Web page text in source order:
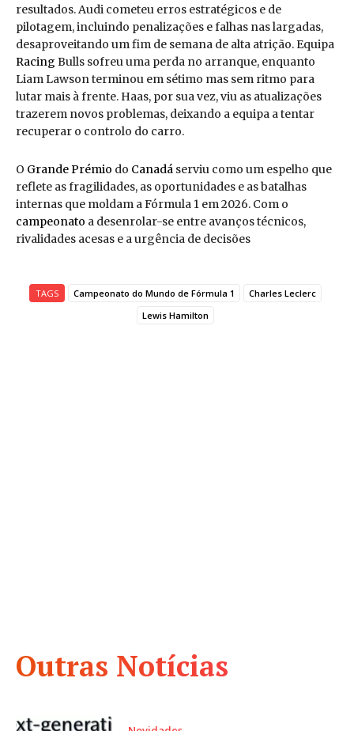
Outras Notícias
resultados. Audi cometeu erros estratégicos e de
pilotagem, incluindo penalizações e falhas nas largadas,
desaproveitando um fim de semana de alta atrição. Equipa
Racing Bulls sofreu uma perda no arranque, enquanto
Liam Lawson terminou em sétimo mas sem ritmo para
lutar mais à frente. Haas, por sua vez, viu as atualizações
trazerem novos problemas, deixando a equipa a tentar
recuperar o controlo do carro.
O Grande Prémio do Canadá serviu como um espelho que
reflete as fragilidades, as oportunidades e as batalhas
internas que moldam a Fórmula 1 em 2026. Com o
campeonato a desenrolar-se entre avanços técnicos,
rivalidades acesas e a urgência de decisões
TAGS Campeonato do Mundo de Fórmula 1
Charles Leclerc
Lewis Hamilton